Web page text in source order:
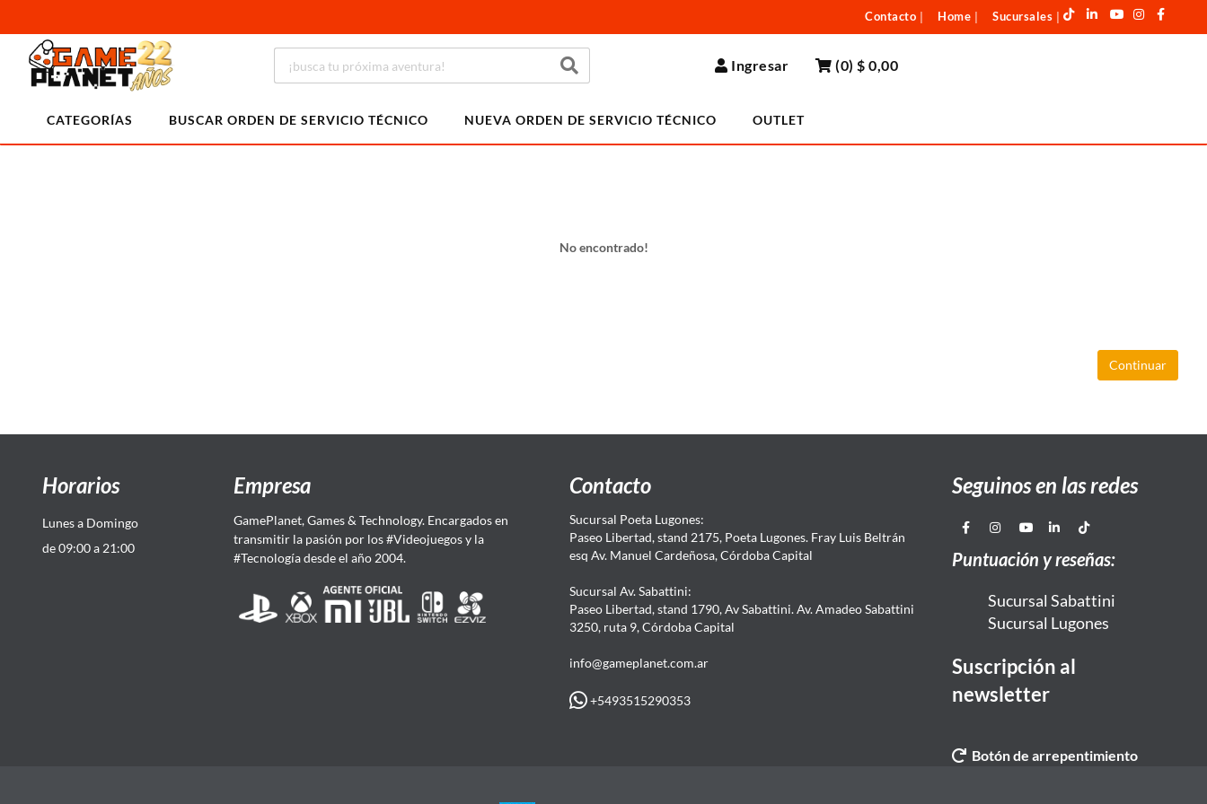
Contacto Home Sucursales
Ingresar (0)$ 0,00
CATEGORÍAS BUSCAR ORDEN DE SERVICIO TÉCNICO NUEVA ORDEN DE SERVICIO TÉCNICO OUTLET
No encontrado!
Continuar
Horarios
Lunes a Domingo
de 09:00 a 21:00
Empresa
GamePlanet, Games & Technology. Encargados en
transmitir la pasión por los #Videojuegos y la
#Tecnología desde el año 2004.
Contacto
Sucursal Poeta Lugones:
Paseo Libertad, stand 2175, Poeta Lugones. Fray Luis Beltrán
esq Av. Manuel Cardeñosa, Córdoba Capital
Sucursal Av. Sabattini:
Paseo Libertad, stand 1790, Av Sabattini. Av. Amadeo Sabattini
3250, ruta 9, Córdoba Capital
info@gameplanet.com.ar
+5493515290353
Seguinos en las redes
Puntuación y reseñas:
Sucursal Sabattini
Sucursal Lugones
Suscripción al
newsletter
Botón de arrepentimiento